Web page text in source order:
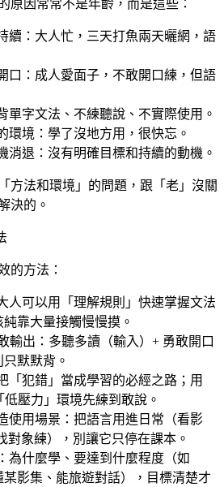
原因常常不是年齡，而是這些：
續 ：大人忙，三天打魚兩天曬網，語
口 ：成人愛面子，不敢開口練，但語
單字文法、不練聽說、不實際使用。
環境 ：學了沒地方用，很快忘。
消退 ：沒有明確目標和持續的動機。
方法和環境」的問題，跟「老」沒關
決的。
的方法：
人可以用「理解規則」快速掌握文法
靠大量接觸慢慢摸。
輸出 ：多聽多讀（輸入）+ 勇敢開口
默默背。
「犯錯」當成學習的必經之路；用
壓力」環境先練到敢說。
使用場景 ：把語言用進日常（看影
對象練），別讓它只停在課本。
：為什麼學、要達到什麼程度（如
某影集、能旅遊對話），目標清楚才